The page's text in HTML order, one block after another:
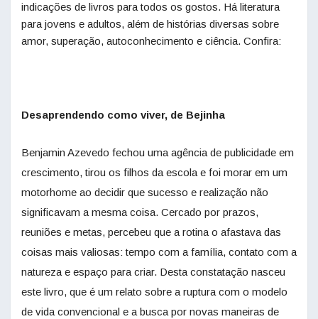
indicações de livros para todos os gostos. Há literatura
para jovens e adultos, além de histórias diversas sobre
amor, superação, autoconhecimento e ciência. Confira:
Desaprendendo como viver, de Bejinha
Benjamin Azevedo fechou uma agência de publicidade em
crescimento, tirou os filhos da escola e foi morar em um
motorhome ao decidir que sucesso e realização não
significavam a mesma coisa. Cercado por prazos,
reuniões e metas, percebeu que a rotina o afastava das
coisas mais valiosas: tempo com a família, contato com a
natureza e espaço para criar. Desta constatação nasceu
este livro, que é um relato sobre a ruptura com o modelo
de vida convencional e a busca por novas maneiras de